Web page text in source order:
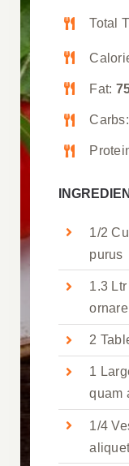
Total
Fat:
1/2
purus
1.3
ornare
2
1
quam
1/4